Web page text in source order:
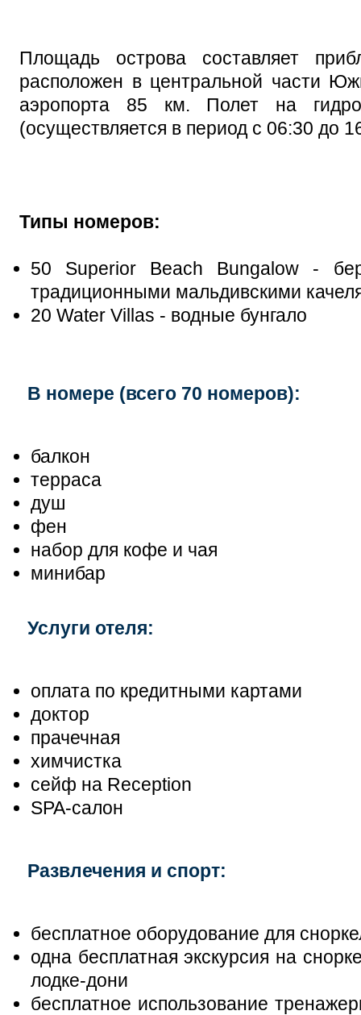
Площадь острова составляет
расположен в центральной части
аэропорта 85 км. Полет на
(осуществляется в период с 06:30 до
Типы номеров:
50 Superior Beach Bungalow -
традиционными мальдивскими
20 Water Villas - водные бунгало
В номере (всего 70 номеров):
балкон
терраса
душ
фен
набор для кофе и чая
минибар
Услуги отеля:
оплата по кредитными картами
доктор
прачечная
химчистка
сейф на Reception
SPA-салон
Развлечения и спорт:
бесплатное оборудование для
одна бесплатная экскурсия на
лодке-дони
бесплатное использование